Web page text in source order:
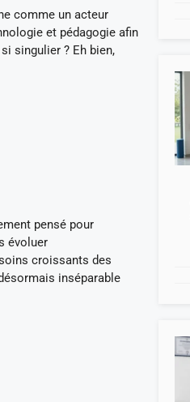
comme un acteur
et pédagogie afin
singulier ? Eh bien,
pensé pour
évoluer
croissants des
inséparable